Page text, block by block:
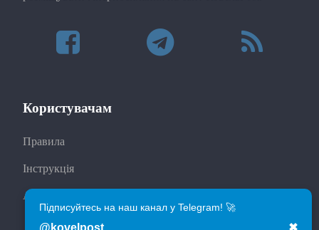
Користувачам
Правила
Інструкція
Автори
Підписуйтесь на наш канал у Telegram! 🚀
@kovelpost ✖